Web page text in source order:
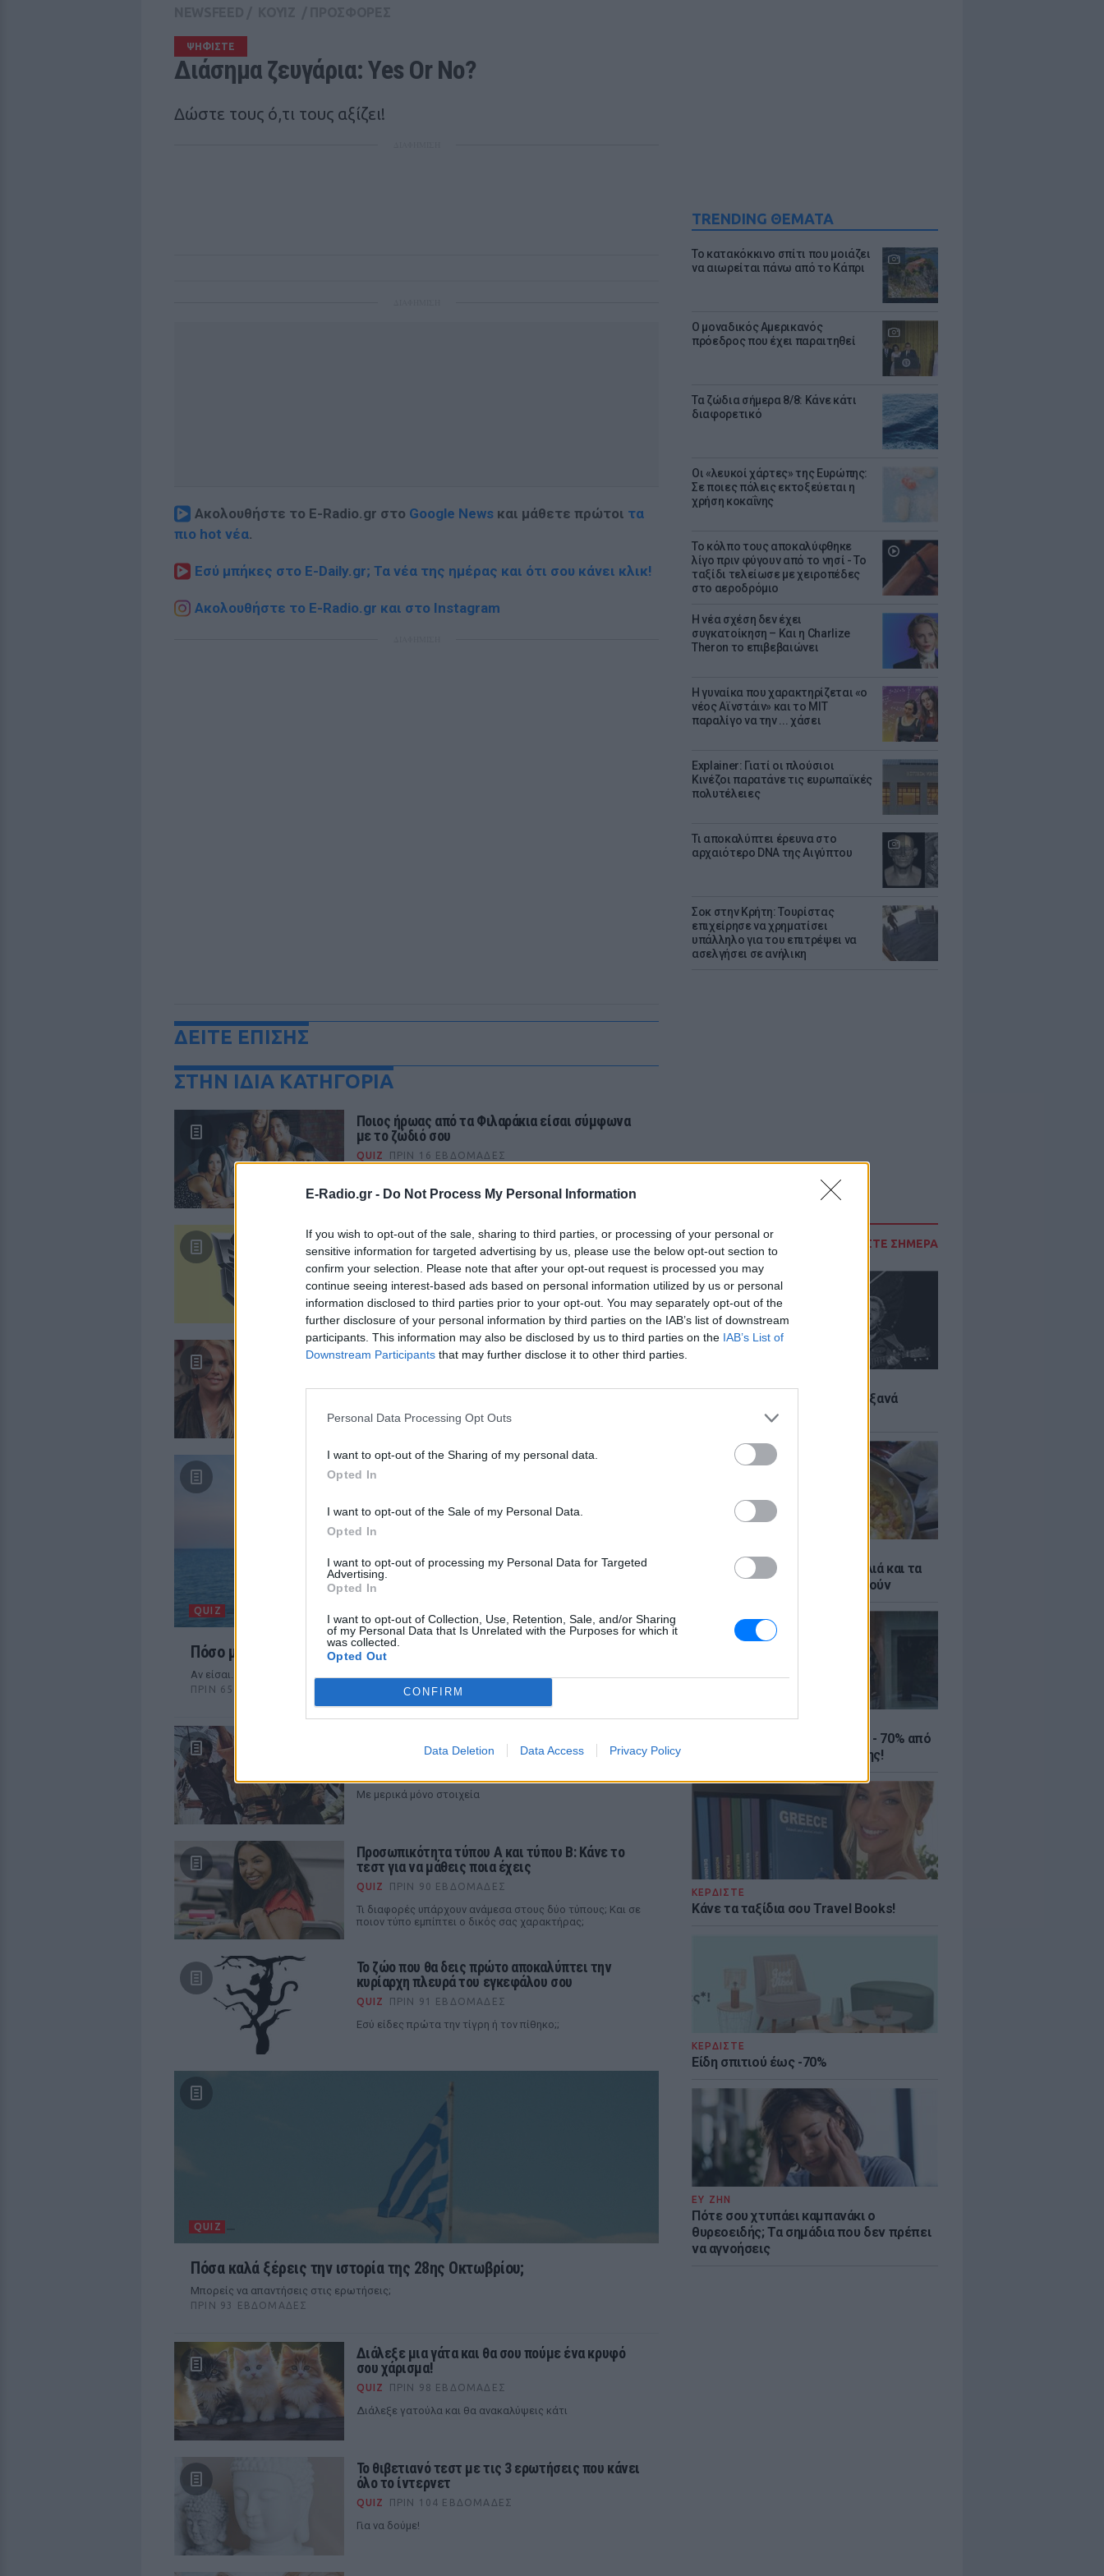
E-Radio.gr - Do Not Process My Personal Information
If you wish to opt-out of the sale, sharing to third parties, or processing of your personal or
sensitive information for targeted advertising by us, please use the below opt-out section to
confirm your selection. Please note that after your opt-out request is processed you may
continue seeing interest-based ads based on personal information utilized by us or personal
information disclosed to third parties prior to your opt-out. You may separately opt-out of the
further disclosure of your personal information by third parties on the IAB’s list of downstream
participants. This information may also be disclosed by us to third parties on the IAB’s List of
Downstream Participants that may further disclose it to other third parties.
Personal Data Processing Opt Outs
I want to opt-out of the Sharing of my personal data.
Opted In
I want to opt-out of the Sale of my Personal Data.
Opted In
I want to opt-out of processing my Personal Data for Targeted
Advertising.
Opted In
I want to opt-out of Collection, Use, Retention, Sale, and/or Sharing
of my Personal Data that Is Unrelated with the Purposes for which it
was collected.
Opted Out
CONFIRM
Data Deletion Data Access Privacy Policy
TRENDING ΘΕΜΑΤΑ
Το κατακόκκινο σπίτι που μοιάζει
να αιωρείται πάνω από το Κάπρι
Ο μοναδικός Αμερικανός
πρόεδρος που έχει παραιτηθεί
Τα ζώδια σήμερα 8/8: Κάνε κάτι
διαφορετικό
Οι «λευκοί χάρτες» της Ευρώπης:
Σε ποιες πόλεις εκτοξεύεται η
χρήση κοκαΐνης
Το κόλπο τους αποκαλύφθηκε
λίγο πριν φύγουν από το νησί - Το
ταξίδι τελείωσε με χειροπέδες
στο αεροδρόμιο
Η νέα σχέση δεν έχει
συγκατοίκηση – Και η Charlize
Theron το επιβεβαιώνει
Η γυναίκα που χαρακτηρίζεται «ο
νέος Αϊνστάιν» και το MIT
παραλίγο να την ... χάσει
Explainer: Γιατί οι πλούσιοι
Κινέζοι παρατάνε τις ευρωπαϊκές
πολυτέλειες
Τι αποκαλύπτει έρευνα στο
αρχαιότερο DNA της Αιγύπτου
Σοκ στην Κρήτη: Τουρίστας
επιχείρησε να χρηματίσει
υπάλληλο για του επιτρέψει να
ασελγήσει σε ανήλικη
ΔΙΑΒΑΣΤΕ ΣΗΜΕΡΑ
5 one-hit wonders που έγιναν ξανά
διάσημοι από… ατύχημα
Ελληνικό γιαούρτι: Μία κουταλιά και τα
scrambled eggs θα απογειωθούν
ΚΕΡΔΙΣΤΕ
Καλοκαιρινές εκπτώσεις έως - 70% από
τα μεγαλύτερα eshops ένδυσης!
ΚΕΡΔΙΣΤΕ
Κάνε τα ταξίδια σου Travel Books!
ΚΕΡΔΙΣΤΕ
Είδη σπιτιού έως -70%
ΕΥ ΖΗΝ
Πότε σου χτυπάει καμπανάκι ο
θυρεοειδής; Τα σημάδια που δεν πρέπει
να αγνοήσεις
ΨΗΦΙΣΤΕ
Διάσημα ζευγάρια: Υes Or No?
Δώστε τους ό,τι τους αξίζει!
Ακολουθήστε το E-Radio.gr στο Google News και μάθετε πρώτοι τα
πιο hot νέα.
Εσύ μπήκες στο E-Daily.gr; Τα νέα της ημέρας και ότι σου κάνει κλικ!
Ακολουθήστε το E-Radio.gr και στο Instagram
ΔΕΙΤΕ ΕΠΙΣΗΣ
ΣΤΗΝ ΙΔΙΑ ΚΑΤΗΓΟΡΙΑ
Ποιος ήρωας από τα Φιλαράκια είσαι σύμφωνα
με το ζώδιό σου
QUIZ ΠΡΙΝ 16 ΕΒΔΟΜΆΔΕΣ
Πόσο καλά θυμάσαι αυτές τις παιδικές σειρές
των 80s;
QUIZ ΠΡΙΝ 31 ΕΒΔΟΜΆΔΕΣ
Για να δούμε...
Ποια ηθοποιός άνω των 50 είναι η φαντασίωση
QUIZ
Πόσο μόνος είσαι;
Αν είσαι...
ΠΡΙΝ 65 ΕΒΔΟΜΆΔΕΣ
Επανάστασης;
Με μερικά μόνο στοιχεία
Προσωπικότητα τύπου Α και τύπου Β: Kάνε το
τεστ για να μάθεις ποια έχεις
QUIZ ΠΡΙΝ 90 ΕΒΔΟΜΆΔΕΣ
Τι διαφορές υπάρχουν ανάμεσα στους δύο τύπους; Και σε
ποιον τύπο εμπίπτει ο δικός σας χαρακτήρας;
Το ζώο που θα δεις πρώτο αποκαλύπτει την
κυρίαρχη πλευρά του εγκεφάλου σου
QUIZ ΠΡΙΝ 91 ΕΒΔΟΜΆΔΕΣ
Εσύ είδες πρώτα την τίγρη ή τον πίθηκο;;
QUIZ
Πόσα καλά ξέρεις την ιστορία της 28ης Οκτωβρίου;
Μπορείς να απαντήσεις στις ερωτήσεις;
ΠΡΙΝ 93 ΕΒΔΟΜΆΔΕΣ
Διάλεξε μια γάτα και θα σου πούμε ένα κρυφό
σου χάρισμα!
QUIZ ΠΡΙΝ 98 ΕΒΔΟΜΆΔΕΣ
Διάλεξε γατούλα και θα ανακαλύψεις κάτι
Το θιβετιανό τεστ με τις 3 ερωτήσεις που κάνει
όλο το ίντερνετ
QUIZ ΠΡΙΝ 104 ΕΒΔΟΜΆΔΕΣ
Για να δούμε!